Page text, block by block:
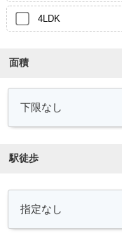
4LDK
面積
駅徒歩